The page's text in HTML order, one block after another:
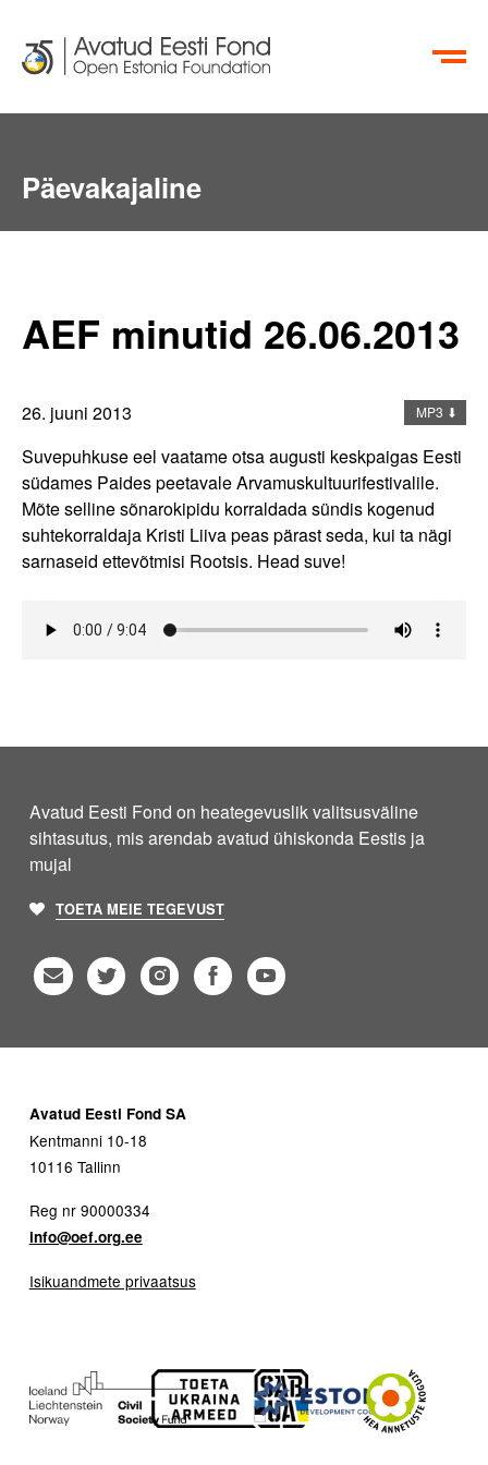
EN RU
Aktiivsete Kodanike Fond
Päevakajaline
AEF minutid 26.06.2013
26. juuni 2013 MP3 ⬇
Suvepuhkuse eel vaatame otsa augusti keskpaigas Eesti
südames Paides peetavale Arvamuskultuurifestivalile.
Mõte selline sõnarokipidu korraldada sündis kogenud
suhtekorraldaja Kristi Liiva peas pärast seda, kui ta nägi
sarnaseid ettevõtmisi Rootsis. Head suve!
Avatud Eesti Fond on heategevuslik valitsusväline
sihtasutus, mis arendab avatud ühiskonda Eestis ja
mujal
TOETA MEIE TEGEVUST
Avatud Eesti Fond SA
Kentmanni 10-18
10116 Tallinn
Reg nr 90000334
info@oef.org.ee
Isikuandmete privaatsus